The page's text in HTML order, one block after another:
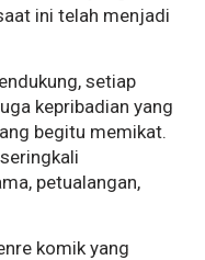
ini telah menjadi
setiap
kepribadian yang
begitu memikat.
petualangan,
komik yang